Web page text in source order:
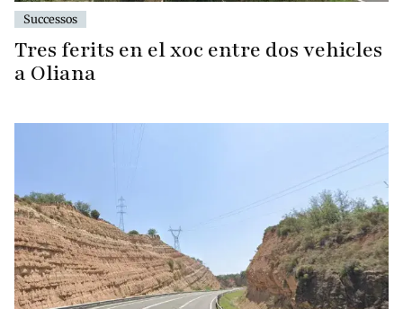
Successos
Tres ferits en el xoc entre dos vehicles
a Oliana